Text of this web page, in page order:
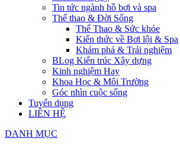
Tin tức ngành hồ bơi và spa
Thể thao & Đời Sống
Thể Thao & Sức khỏe
Kiến thức về Bơi lội & Spa
Khám phá & Trải nghiệm
BLog Kiến trúc Xây dựng
Kinh nghiệm Hay
Khoa Học & Môi Trường
Góc nhìn cuộc sống
Tuyển dụng
LIÊN HỆ
DANH MỤC